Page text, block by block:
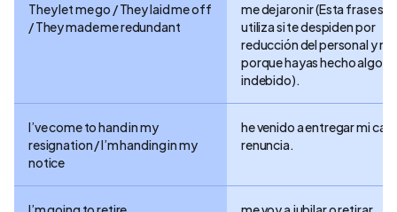
They let me go / They laid me off
/ They made me redundant
me dejaron ir (Esta frase se
utiliza si te despiden por
reducción del personal y no
porque hayas hecho algo
indebido).
I’ve come to hand in my
resignation / I’m handing in my
notice
he venido a entregar mi
renuncia.